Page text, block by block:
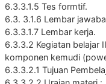
6.3.3.1.5 Tes formtif.
6.3. 3.1.6 Lembar
6.3.3.1.7 Lembar kerja.
6.3.3.2 Kegiatan belajar
komponen kemudi
6.3.3.2.1 Tujuan